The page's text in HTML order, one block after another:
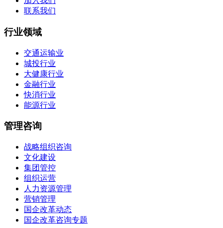
联系我们
行业领域
交通运输业
城投行业
大健康行业
金融行业
快消行业
能源行业
管理咨询
战略组织咨询
文化建设
集团管控
组织运营
人力资源管理
营销管理
国企改革动态
国企改革咨询专题